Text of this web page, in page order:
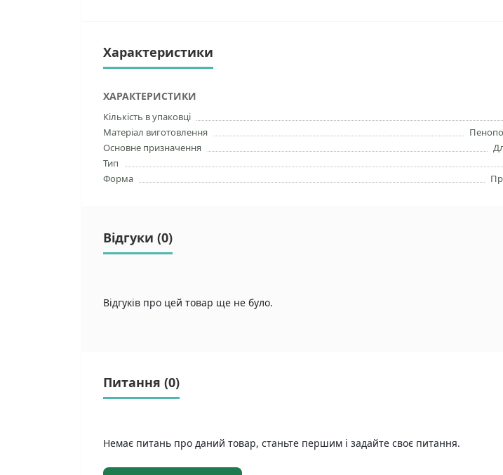
Характеристики
ХАРАКТЕРИСТИКИ
Кількість в упаковці
Матеріал виготовлення
Основне призначення
Тип
Форма
Відгуки (0)
Відгуків про цей товар ще не було.
Питання (0)
Немає питань про даний товар, станьте першим і задайте своє питання.